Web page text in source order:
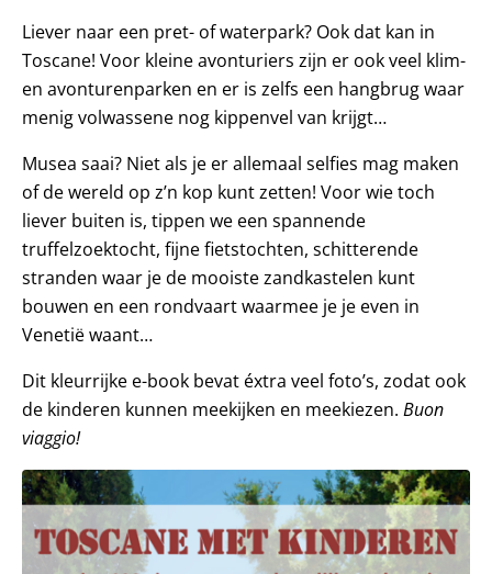
Liever naar een pret- of waterpark? Ook dat kan in
Toscane! Voor kleine avonturiers zijn er ook veel klim-
en avonturenparken en er is zelfs een hangbrug waar
menig volwassene nog kippenvel van krijgt…
Musea saai? Niet als je er allemaal selfies mag maken
of de wereld op z’n kop kunt zetten! Voor wie toch
liever buiten is, tippen we een spannende
truffelzoektocht, fijne fietstochten, schitterende
stranden waar je de mooiste zandkastelen kunt
bouwen en een rondvaart waarmee je je even in
Venetië waant…
Dit kleurrijke e-book bevat éxtra veel foto’s, zodat ook
de kinderen kunnen meekijken en meekiezen. Buon
viaggio!